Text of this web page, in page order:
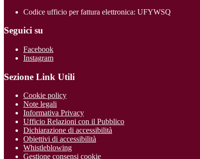
Codice ufficio per fattura elettronica: UFYWSQ
Seguici su
Facebook
Instagram
Sezione Link Utili
Cookie policy
Note legali
Informativa Privacy
Ufficio Relazioni con il Pubblico
Dichiarazione di accessibilità
Obiettivi di accessibilità
Whistleblowing
Gestione consensi cookie